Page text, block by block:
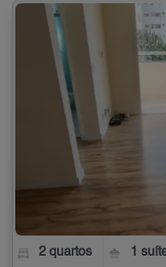
2 quartos 1